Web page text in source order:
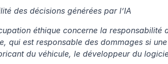
des décisions générées par l’IA
éthique concerne la responsabilité
qui est responsable des dommages si
du véhicule, le développeur du